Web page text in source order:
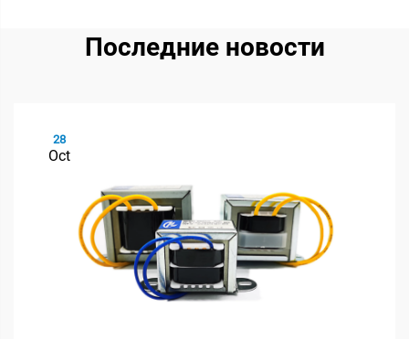
Последние новости
28
Oct